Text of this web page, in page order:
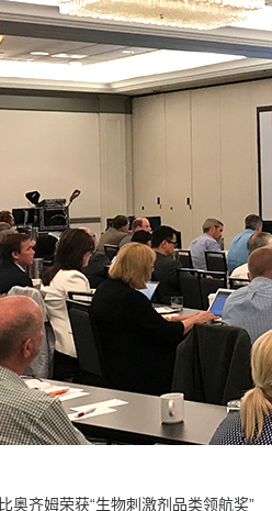
比奥齐姆荣获“生物刺激剂品类领航奖”